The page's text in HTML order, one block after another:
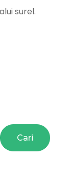
surel.
Cari